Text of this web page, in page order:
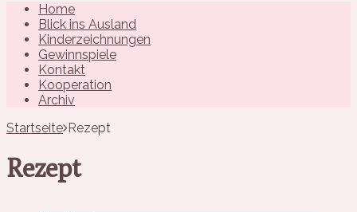
Home
Blick ins Ausland
Kinderzeichnungen
Gewinnspiele
Kontakt
Kooperation
Archiv
Startseite Rezept
Rezept